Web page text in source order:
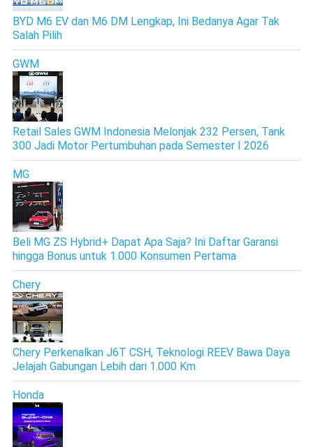
BYD M6 EV dan M6 DM Lengkap, Ini Bedanya Agar Tak
Salah Pilih
GWM
Retail Sales GWM Indonesia Melonjak 232 Persen, Tank
300 Jadi Motor Pertumbuhan pada Semester I 2026
MG
Beli MG ZS Hybrid+ Dapat Apa Saja? Ini Daftar Garansi
hingga Bonus untuk 1.000 Konsumen Pertama
Chery
Chery Perkenalkan J6T CSH, Teknologi REEV Bawa Daya
Jelajah Gabungan Lebih dari 1.000 Km
Honda